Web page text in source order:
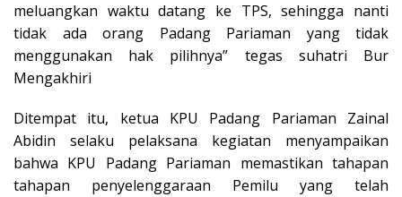
meluangkan waktu datang ke TPS, sehingga nanti
tidak ada orang Padang Pariaman yang tidak
menggunakan hak pilihnya” tegas suhatri Bur
Mengakhiri
Ditempat itu, ketua KPU Padang Pariaman Zainal
Abidin selaku pelaksana kegiatan menyampaikan
bahwa KPU Padang Pariaman memastikan tahapan
tahapan penyelenggaraan Pemilu yang telah